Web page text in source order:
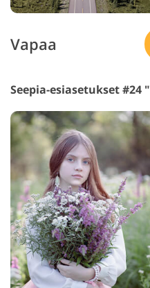
Vapaa
Seepia-esiasetukset #24